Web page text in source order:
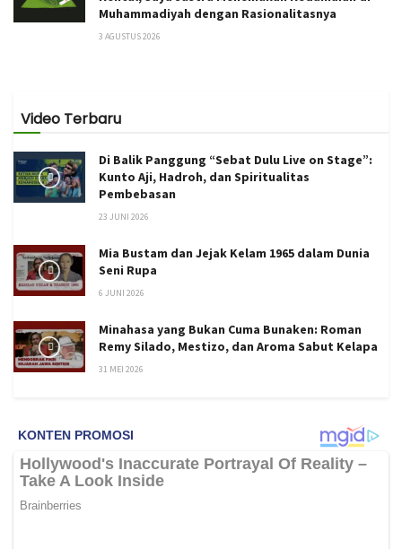
Muhammadiyah dengan Rasionalitasnya
3 AGUSTUS 2026
Video Terbaru
Di Balik Panggung “Sebat Dulu Live on Stage”:
Kunto Aji, Hadroh, dan Spiritualitas
Pembebasan
23 JUNI 2026
Mia Bustam dan Jejak Kelam 1965 dalam Dunia
Seni Rupa
6 JUNI 2026
Minahasa yang Bukan Cuma Bunaken: Roman
Remy Silado, Mestizo, dan Aroma Sabut Kelapa
31 MEI 2026